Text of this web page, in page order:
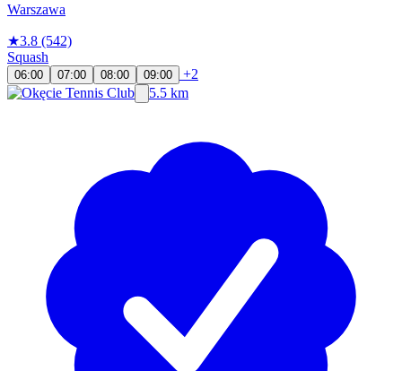
Warszawa
★3.8 (542)
Squash
06:00 07:00 08:00 09:00
+2
5.5 km